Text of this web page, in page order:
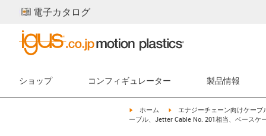
電子カタログ
ショップ コンフィギュレーター 製品情報
igus-icon-arrow-right
ホーム igus-icon-arrow-right
エナジーチェーン向けケーブ
ーブル、Jetter Cable No. 201相当、ベースケ